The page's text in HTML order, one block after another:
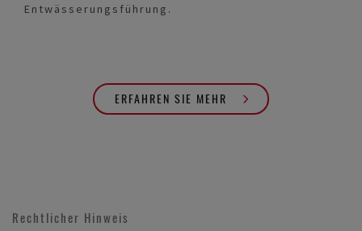
Entwässerungsführung.
ERFAHREN SIE MEHR
Rechtlicher Hinweis